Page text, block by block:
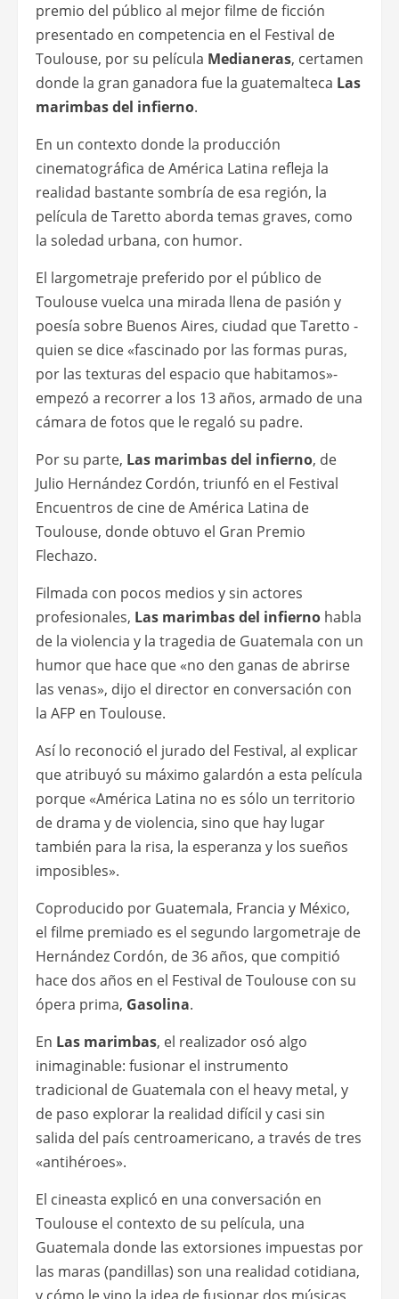
premio del público al mejor filme de ficción
presentado en competencia en el Festival de
Toulouse, por su película Medianeras, certamen
donde la gran ganadora fue la guatemalteca Las
marimbas del infierno.
En un contexto donde la producción
cinematográfica de América Latina refleja la
realidad bastante sombría de esa región, la
película de Taretto aborda temas graves, como
la soledad urbana, con humor.
El largometraje preferido por el público de
Toulouse vuelca una mirada llena de pasión y
poesía sobre Buenos Aires, ciudad que Taretto -
quien se dice «fascinado por las formas puras,
por las texturas del espacio que habitamos»-
empezó a recorrer a los 13 años, armado de una
cámara de fotos que le regaló su padre.
Por su parte, Las marimbas del infierno, de
Julio Hernández Cordón, triunfó en el Festival
Encuentros de cine de América Latina de
Toulouse, donde obtuvo el Gran Premio
Flechazo.
Filmada con pocos medios y sin actores
profesionales, Las marimbas del infierno habla
de la violencia y la tragedia de Guatemala con un
humor que hace que «no den ganas de abrirse
las venas», dijo el director en conversación con
la AFP en Toulouse.
Así lo reconoció el jurado del Festival, al explicar
que atribuyó su máximo galardón a esta película
porque «América Latina no es sólo un territorio
de drama y de violencia, sino que hay lugar
también para la risa, la esperanza y los sueños
imposibles».
Coproducido por Guatemala, Francia y México,
el filme premiado es el segundo largometraje de
Hernández Cordón, de 36 años, que compitió
hace dos años en el Festival de Toulouse con su
ópera prima, Gasolina.
En Las marimbas, el realizador osó algo
inimaginable: fusionar el instrumento
tradicional de Guatemala con el heavy metal, y
de paso explorar la realidad difícil y casi sin
salida del país centroamericano, a través de tres
«antihéroes».
El cineasta explicó en una conversación en
Toulouse el contexto de su película, una
Guatemala donde las extorsiones impuestas por
las maras (pandillas) son una realidad cotidiana,